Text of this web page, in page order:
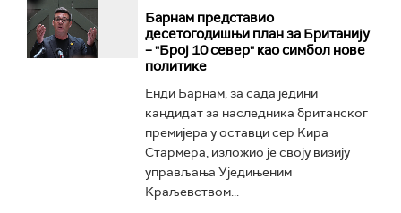
Барнам представио
десетогодишњи план за Британију
– "Број 10 север" као симбол нове
политике
Енди Барнам, за сада једини
кандидат за наследника британског
премијера у оставци сер Kира
Стармера, изложио је своју визију
управљања Уједињеним
Kраљевством...